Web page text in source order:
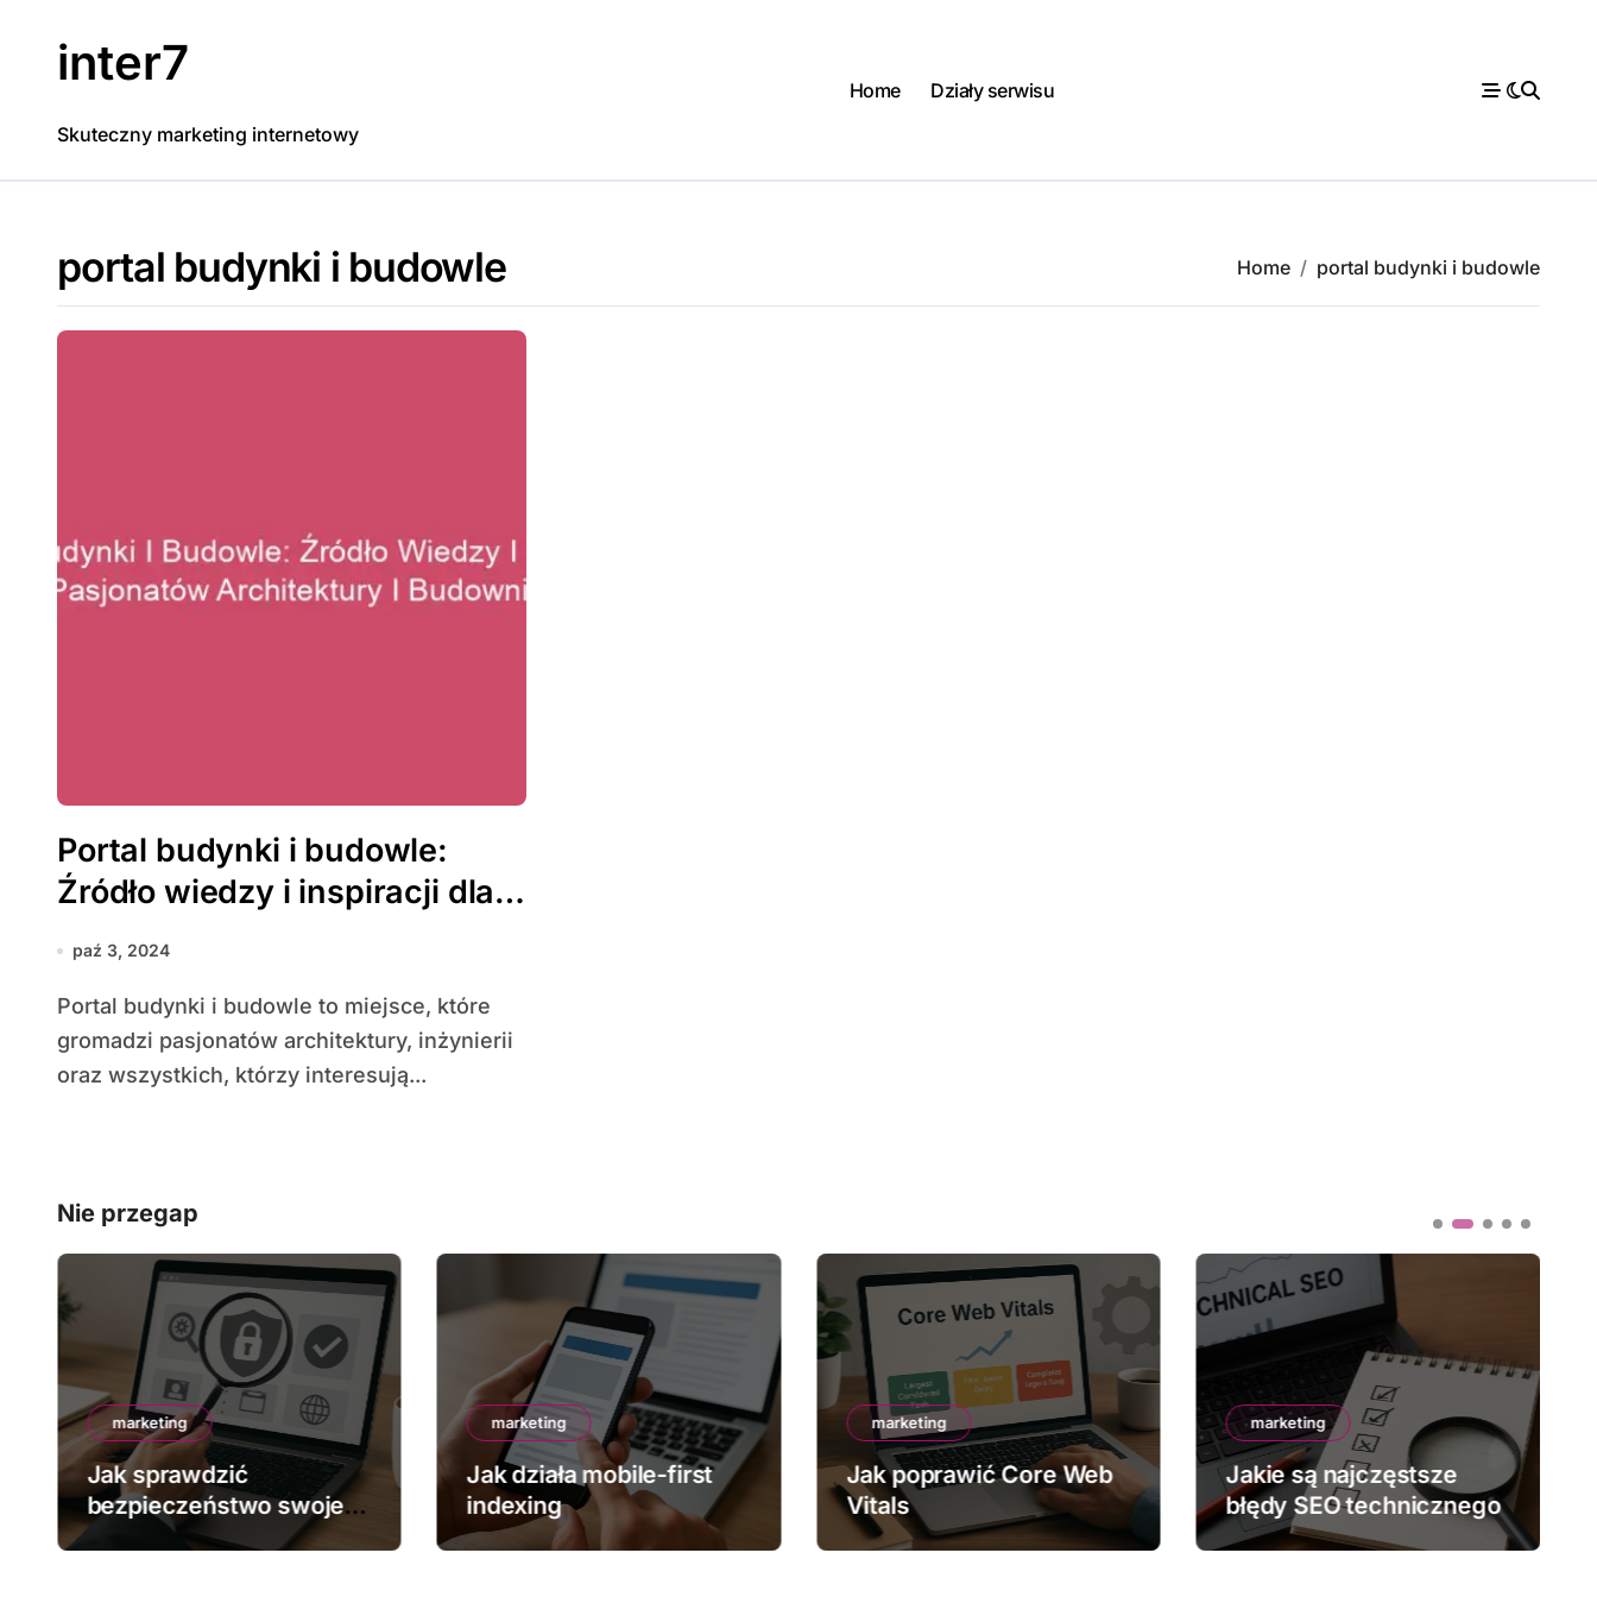
inter7
Skuteczny marketing internetowy
Home Działy serwisu
portal budynki i budowle Home portal budynki i budowle
Portal budynki i budowle:
Źródło wiedzy i inspiracji dla
pasjonatów architektury i
paź 3, 2024
Portal budynki i budowle to miejsce, które
gromadzi pasjonatów architektury, inżynierii
oraz wszystkich, którzy interesują...
Nie przegap
marketing
Jak sprawdzić
bezpieczeństwo swojej
strony
marketing
Jak działa mobile-first
indexing
marketing
Jak poprawić Core Web
Vitals
marketing
Jakie są najczęstsze
błędy SEO technicznego